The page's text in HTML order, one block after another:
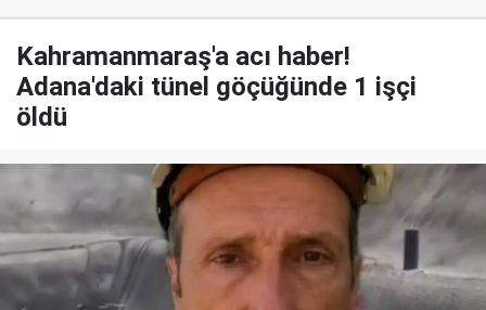
Kahramanmaraş'a acı haber!
Adana'daki tünel göçüğünde 1 işçi
öldü